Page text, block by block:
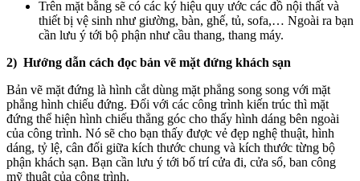
Trên mặt bằng sẽ có các ký hiệu quy ước các đồ nội thất và
thiết bị vệ sinh như giường, bàn, ghế, tủ, sofa,… Ngoài ra bạn
cần lưu ý tới bộ phận như cầu thang, thang máy.
2) Hướng dẫn cách đọc bản vẽ mặt đứng khách sạn
Bản vẽ mặt đứng là hình cắt dùng mặt phẳng song song với mặt
phẳng hình chiếu đứng. Đối với các công trình kiến trúc thì mặt
đứng thể hiện hình chiếu thẳng góc cho thấy hình dáng bên ngoài
của công trình. Nó sẽ cho bạn thấy được vẻ đẹp nghệ thuật, hình
dáng, tỷ lệ, cân đối giữa kích thước chung và kích thước từng bộ
phận khách sạn. Bạn cần lưu ý tới bố trí cửa đi, cửa sổ, ban công
mỹ thuật của công trình.